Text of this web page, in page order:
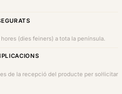
(dies feiners) a tota la península.
de la recepció del producte per sol·licitar